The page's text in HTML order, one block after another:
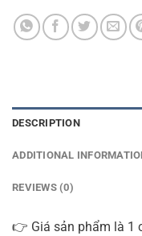
DESCRIPTION
ADDITIONAL
REVIEWS (0)
👉 Giá sản phẩm là 1